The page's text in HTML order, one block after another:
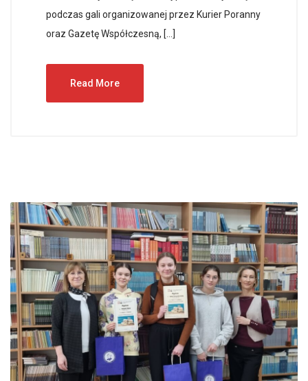
podczas gali organizowanej przez Kurier Poranny
oraz Gazetę Współczesną, […]
Read More